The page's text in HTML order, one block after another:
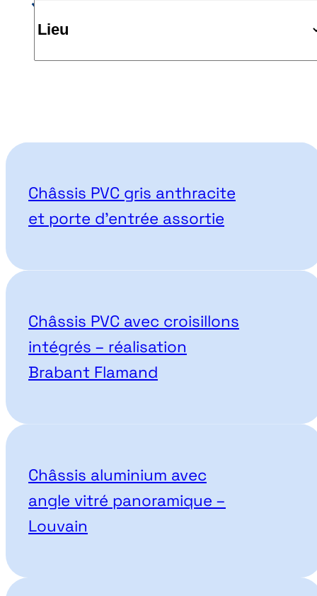
Nos projets
Châssis PVC gris anthracite
et porte d’entrée assortie
Châssis PVC avec croisillons
intégrés – réalisation
Brabant Flamand
Châssis aluminium avec
angle vitré panoramique –
Louvain